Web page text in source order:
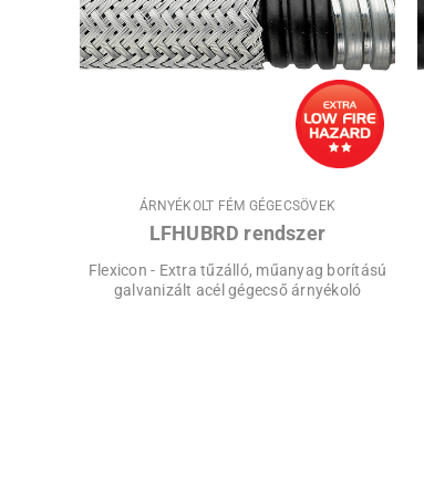
ÁRNYÉKOLT FÉM GÉGECSÖVEK
LFHUBRD rendszer
Flexicon - Extra tűzálló, műanyag borítású
galvanizált acél gégecső árnyékoló